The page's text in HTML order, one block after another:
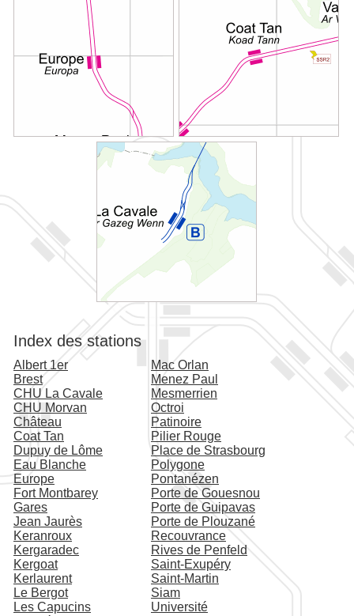
Index des stations
Albert 1er
Brest
CHU La Cavale
CHU Morvan
Château
Coat Tan
Dupuy de Lôme
Eau Blanche
Europe
Fort Montbarey
Gares
Jean Jaurès
Keranroux
Kergaradec
Kergoat
Kerlaurent
Le Bergot
Les Capucins
Mac Orlan
Menez Paul
Mesmerrien
Octroi
Patinoire
Pilier Rouge
Place de Strasbourg
Polygone
Pontanézen
Porte de Gouesnou
Porte de Guipavas
Porte de Plouzané
Recouvrance
Rives de Penfeld
Saint-Exupéry
Saint-Martin
Siam
Université